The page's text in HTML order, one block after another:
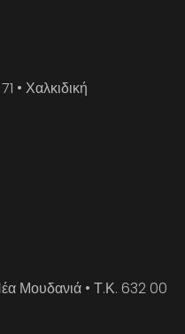
• Χαλκιδική
Μουδανιά • Τ.Κ. 632 00